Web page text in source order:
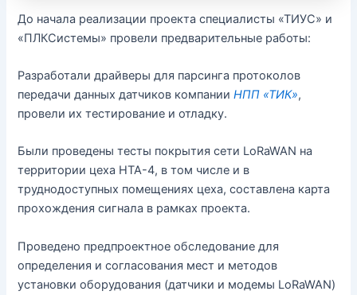
До начала реализации проекта специалисты «ТИУС» и
«ПЛКСистемы» провели предварительные работы:
Разработали драйверы для парсинга протоколов
передачи данных датчиков компанииНПП «ТИК»,
провели их тестирование и отладку.
Были проведены тесты покрытия сети LoRaWAN на
территории цеха НТА-4, в том числе и в
труднодоступных помещениях цеха, составлена карта
прохождения сигнала в рамках проекта.
Проведено предпроектное обследование для
определения и согласования мест и методов
установки оборудования (датчики и модемы LoRaWAN)